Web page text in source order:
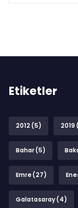
Etiketler
2012(5) 2019
Bahar(5)
Emre(27)
Galatasaray(4)